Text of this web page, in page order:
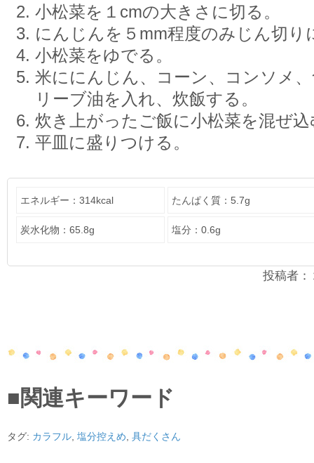
小松菜を１cmの大きさに切る。
にんじんを５mm程度のみじん切り
小松菜をゆでる。
米ににんじん、コーン、コンソメ
リーブ油を入れ、炊飯する。
炊き上がったご飯に小松菜を混ぜ込
平皿に盛りつける。
エネルギー：314kcal たんぱく質：5.7g
炭水化物：65.8g 塩分：0.6g
投稿者
■関連キーワード
タグ: カラフル 塩分控えめ 具だくさん